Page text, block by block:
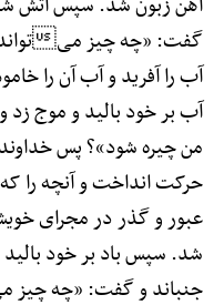
گفت: «چه چیز میتواند
آب را آفرید و آب آن را
آب بر خود بالید و موج
من چیره شود»؟ پس خداوند
حرکت انداخت و آنچه را که
عبور و گذر در مجرای
شد. سپس باد بر خود بالید
جنباند و گفت: «چه چیز